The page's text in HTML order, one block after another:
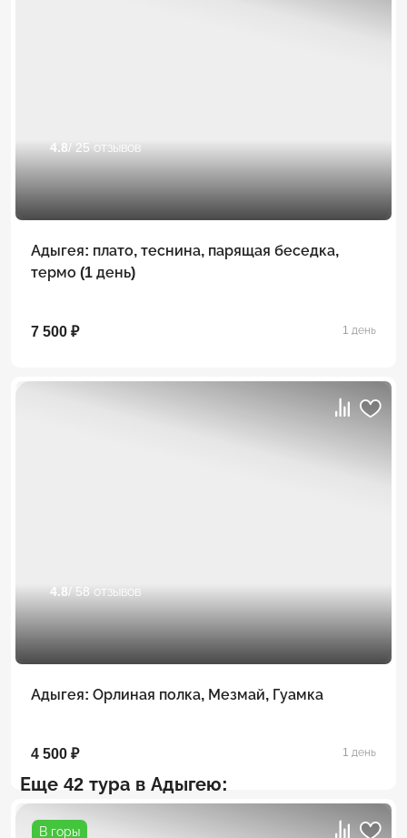
4.8/ 25 отзывов
Адыгея: плато, теснина, парящая беседка,
термо (1 день)
7 500 ₽ 1 день
4.8/ 58 отзывов
Адыгея: Орлиная полка, Мезмай, Гуамка
4 500 ₽ 1 день
Еще 42 тура в Адыгею:
В горы